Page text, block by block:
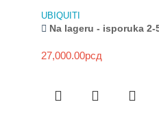
UBIQUITI
Na lageru - isporuka 2-
27,000.00рсд